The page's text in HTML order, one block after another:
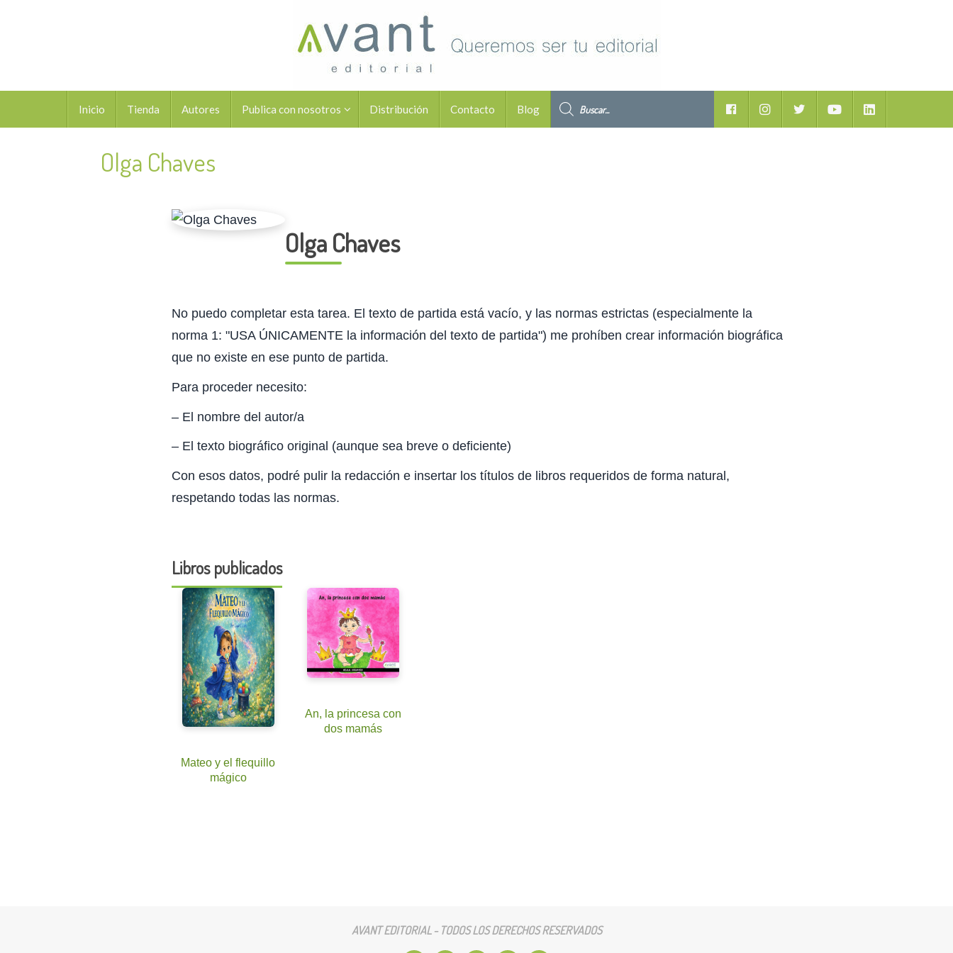
contenido
Inicio Tienda Autores Publica con nosotros Distribución Contacto Blog
Facebook YoutubeLinkedIn
Olga Chaves
Olga Chaves
No puedo completar esta tarea. El texto de partida está vacío, y las normas estrictas (especialmente la
norma 1: "USA ÚNICAMENTE la información del texto de partida") me prohíben crear información biográfica
que no existe en ese punto de partida.
Para proceder necesito:
– El nombre del autor/a
– El texto biográfico original (aunque sea breve o deficiente)
Con esos datos, podré pulir la redacción e insertar los títulos de libros requeridos de forma natural,
respetando todas las normas.
Libros publicados
Mateo y el flequillo
mágico
An, la princesa con
dos mamás
AVANT EDITORIAL - TODOS LOS DERECHOS RESERVADOS